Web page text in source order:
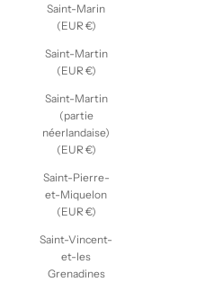
Saint-Marin
(EUR €)
Saint-Martin
(EUR €)
Saint-Martin
(partie
néerlandaise)
(EUR €)
Saint-Pierre-
et-Miquelon
(EUR €)
Saint-Vincent-
et-les
Grenadines